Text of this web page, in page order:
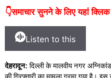
👇समाचार सुनने के लिए यहां
Listen to this
देहरादून:दिल्ली के मालवीय नगर
की गिरफ्तारी का मामला गरमा गया है।